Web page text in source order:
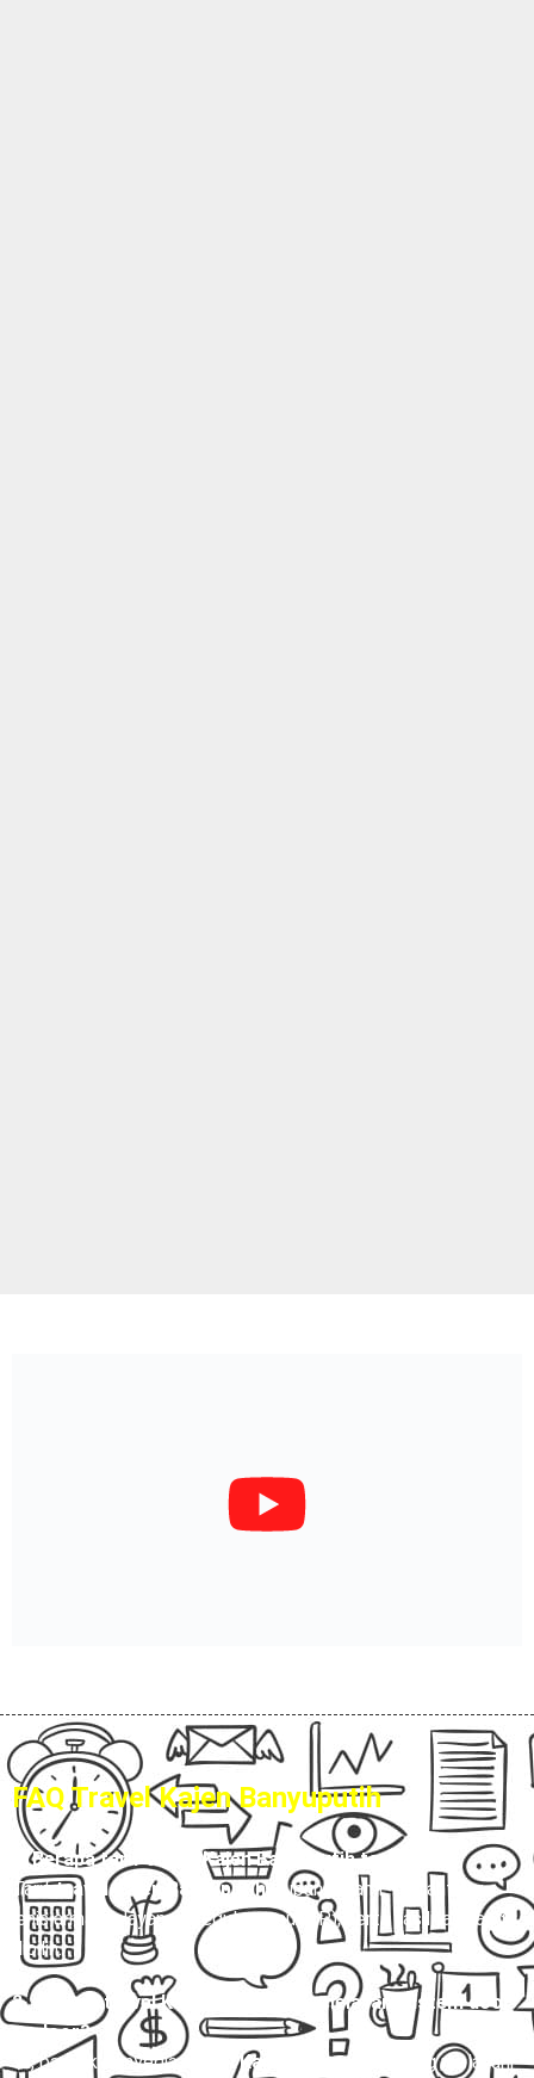
FAQ Travel Kajen Banyuputih
1. Berapa tarif travel Kajen Banyuputih terbaru?
Tariftravel Kajen Banyuputih Hubungi Kami, tergantung
jenis armada, layanan (reguler atau VIP), serta fasilitas yang
dipilih.
2. Apakah travel Kajen Banyuputih melayani sistem door
to door?
Ya, banyak penyediatravel Kajen Banyuputih
yang melayani